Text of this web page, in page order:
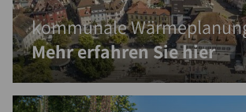
kommunale
Mehr erfahren Sie hier